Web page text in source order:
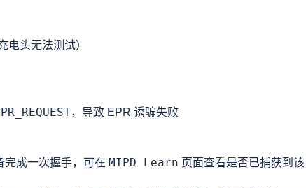
电头无法测试）
，导致 EPR 诱骗失败
完成一次握手，可在 MIPD Learn 页面查看是否已捕获到该